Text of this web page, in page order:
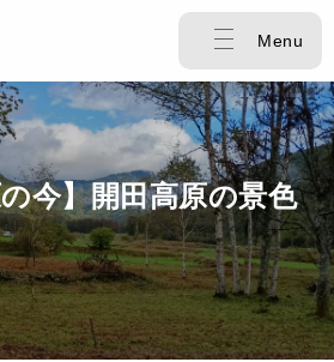
Menu
今】開田高原の景色